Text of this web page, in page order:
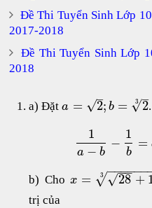
Đề Thi Tuyển Sinh Lớp
2017-2018
Đề Thi Tuyển Sinh Lớp
2018
a) Đặta = 2
–
√ ; b = 2
–
√
3
1
a − b
−
1
b
=
b) Cho x = 28
−−
√ +
−−−−−−
√
3
trị của